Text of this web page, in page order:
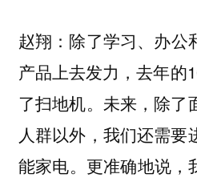
赵翔： 除了学习、办公
产品上去发力，去年的
了扫地机。未来，除了
人群以外，我们还需要
能家电。更准确地说，